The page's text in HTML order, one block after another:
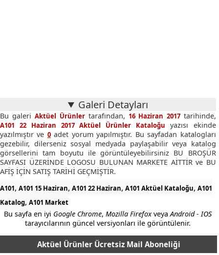
Galeri Detayları
Bu galeriAktüel Ürünlertarafından, 16 Haziran 2017tarihinde,
A101 22 Haziran 2017 Aktüel Ürünler Kataloğu yazısı ekinde
yazılmıştır ve 0adet yorum yapılmıştır. Bu sayfadan katalogları
gezebilir, dilerseniz sosyal medyada paylaşabilir veya katalog
görsellerini tam boyutu ile görüntüleyebilirsiniz BU BROŞÜR
SAYFASI ÜZERİNDE LOGOSU BULUNAN MARKETE AİTTİR ve BU
AFİŞ İÇİN SATIŞ TARİHİ GEÇMİŞTİR.
A101, A101 15 Haziran, A101 22 Haziran, A101 Aktüel Kataloğu, A101
Katalog, A101 Market
Bu sayfa en iyi Google Chrome,Mozilla Firefox veyaAndroid - IOS
tarayıcılarının güncel versiyonları ile görüntülenir.
Aktüel Ürünler Ücretsiz Mail Aboneliği